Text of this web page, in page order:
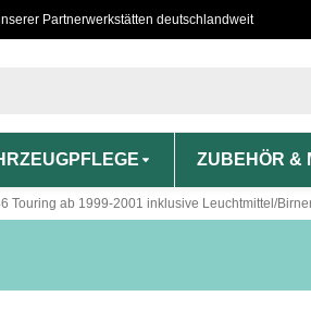
Partnerwerkstätten deutschlandweit
ZUBEHÖR &
Touring ab 1999-2001 inklusive Leuchtmittel/